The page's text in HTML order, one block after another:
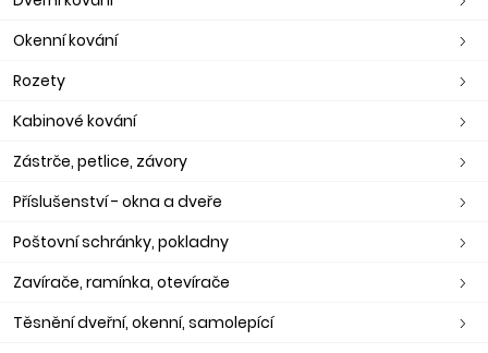
Okenní kování
Rozety
Kabinové kování
Zástrče, petlice, závory
Příslušenství - okna a dveře
Poštovní schránky, pokladny
Zavírače, ramínka, otevírače
Těsnění dveřní, okenní, samolepící